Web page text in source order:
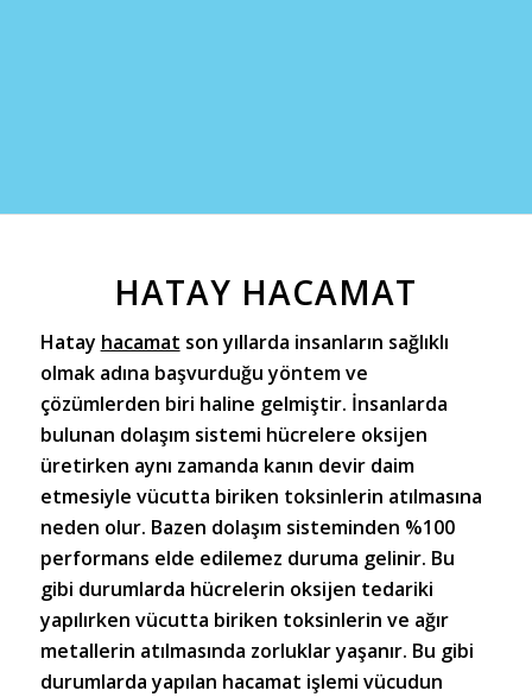
HATAY HACAMAT
Hatay hacamat son yıllarda insanların sağlıklı
olmak adına başvurduğu yöntem ve
çözümlerden biri haline gelmiştir. İnsanlarda
bulunan dolaşım sistemi hücrelere oksijen
üretirken aynı zamanda kanın devir daim
etmesiyle vücutta biriken toksinlerin atılmasına
neden olur. Bazen dolaşım sisteminden %100
performans elde edilemez duruma gelinir. Bu
gibi durumlarda hücrelerin oksijen tedariki
yapılırken vücutta biriken toksinlerin ve ağır
metallerin atılmasında zorluklar yaşanır. Bu gibi
durumlarda yapılan hacamat işlemi vücudun